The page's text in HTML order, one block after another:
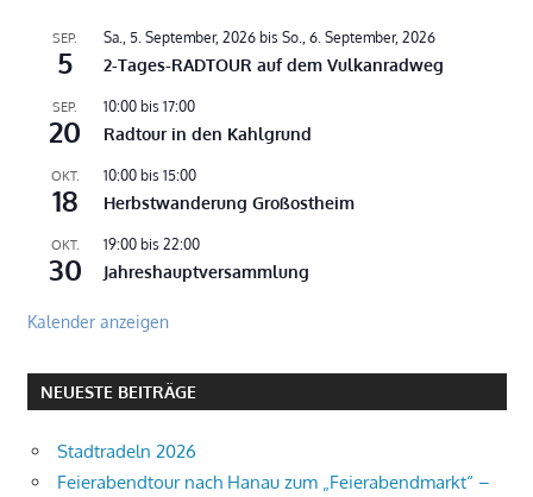
SEP.
5
Sa., 5. September, 2026bis So., 6. September, 2026
2-Tages-RADTOUR auf dem Vulkanradweg
SEP.
20
10:00bis 17:00
Radtour in den Kahlgrund
OKT.
18
10:00bis 15:00
Herbstwanderung Großostheim
OKT.
30
19:00bis 22:00
Jahreshauptversammlung
Kalender anzeigen
NEUESTE BEITRÄGE
Stadtradeln 2026
Feierabendtour nach Hanau zum „Feierabendmarkt“ –